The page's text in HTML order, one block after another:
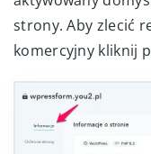
strony. Aby zlecić
komercyjny kliknij